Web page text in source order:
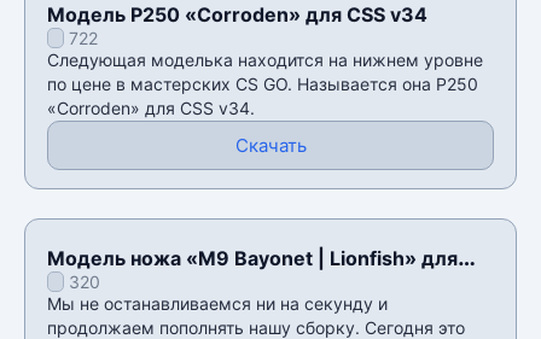
Модель P250 «Corroden» для CSS v34
722
Следующая моделька находится на нижнем уровне
по цене в мастерских CS GO. Называется она P250
«Corroden» для CSS v34.
Скачать
Модель ножа «M9 Bayonet | Lionfish» для
CSS v34
320
Мы не останавливаемся ни на секунду и
продолжаем пополнять нашу сборку. Сегодня это